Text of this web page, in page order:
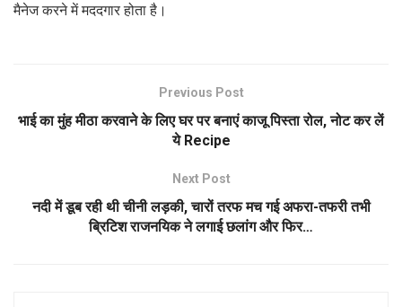
मैनेज करने में मददगार होता है।
Previous Post
भाई का मुंह मीठा करवाने के लिए घर पर बनाएं काजू पिस्ता रोल, नोट कर लें
ये Recipe
Next Post
नदी में डूब रही थी चीनी लड़की, चारों तरफ मच गई अफरा-तफरी तभी
ब्रिटिश राजनयिक ने लगाई छलांग और फिर…